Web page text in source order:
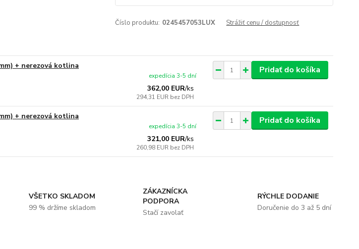
Číslo produktu: 0245457053LUX Strážiť cenu / dostupnosť
+ nerezová kotlina
362,00 EUR/ks
294,31 EUR bez DPH
expedícia 3-5 dní
Pridať do košíka
+ nerezová kotlina
321,00 EUR/ks
260,98 EUR bez DPH
expedícia 3-5 dní
Pridať do košíka
VŠETKO SKLADOM
99 % držíme skladom
ZÁKAZNÍCKA
PODPORA
Stačí zavolať
RÝCHLE DODANIE
Doručenie do 3 až 5 dní